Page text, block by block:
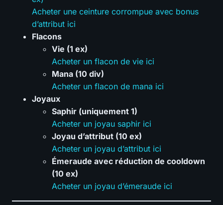
Acheter une ceinture corrompue avec bonus
d’attribut ici
Flacons
Vie (1 ex)
Acheter un flacon de vie ici
Mana (10 div)
Acheter un flacon de mana ici
Joyaux
Saphir (uniquement 1)
Acheter un joyau saphir ici
Joyau d’attribut (10 ex)
Acheter un joyau d’attribut ici
Émeraude avec réduction de cooldown
(10 ex)
Acheter un joyau d’émeraude ici